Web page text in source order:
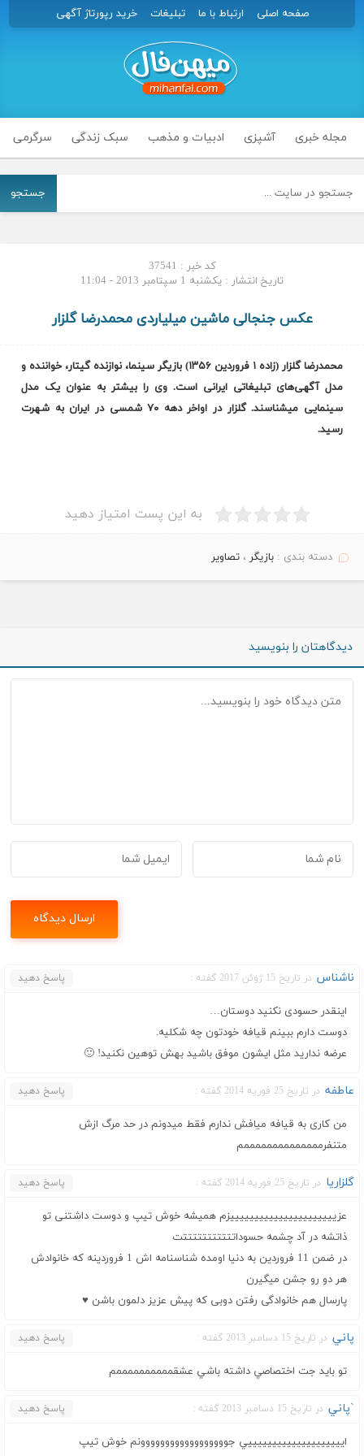
صفحه اصلی ارتباط با ما تبلیغات خرید رپورتاژ آگهی
مجله خبری آشپزی ادبیات و مذهب سبک زندگی سرگرمی
جستجو
کد خبر : 37541
تاریخ انتشار : یکشنبه 1 سپتامبر 2013 - 11:04
عکس جنجالی ماشین میلیاردی محمدرضا گلزار
محمدرضا گلزار (زاده ۱ فروردین ۱۳۵۶) بازیگر سینما، نوازنده گیتار، خواننده و
مدل آگهی‌های تبلیغاتی ایرانی است. وی را بیشتر به عنوان یک مدل
سینمایی میشناسند. گلزار در اواخر دهه ۷۰ شمسی در ایران به شهرت
رسید.
به این پست امتیاز دهید
دسته بندی :بازیگر ،تصاویر
دیدگاهتان را بنویسید
ناشناس در تاریخ 15 ژوئن 2017 گفته : پاسخ دهید
اینقدر حسودی نکنید دوستان…
دوست دارم ببینم قیافه خودتون چه شکلیه.
عرضه ندارید مثل ایشون موفق باشید بهش توهین نکنید! 🙂
عاطفه در تاریخ 25 فوریه 2014 گفته : پاسخ دهید
من کاری به قیافه میافش ندارم فقط میدونم در حد مرگ ازش
متنفرممممممممممممممم
گلزاریا در تاریخ 25 فوریه 2014 گفته : پاسخ دهید
عزییییییییییییییییییییییزم همیشه خوش تیپ و دوست داشتنی تو
ذاتشه در آد چشمه حسوداتتتتتتتتتتتت
در ضمن 11 فروردین به دنیا اومده شناسنامه اش 1 فروردینه که خانوادش
هر دو رو جشن میگیرن
پارسال هم خانوادگی رفتن دوبی که پیش عزیز دلمون باشن ♥
پاني در تاریخ 15 دسامبر 2013 گفته : پاسخ دهید
تو بايد جت اختصاصي داشته باشي عشقممممممممممم
`پاني در تاریخ 15 دسامبر 2013 گفته : پاسخ دهید
اييييييييييييييييييييي جوووووووووووووووووونم خوش تيپ